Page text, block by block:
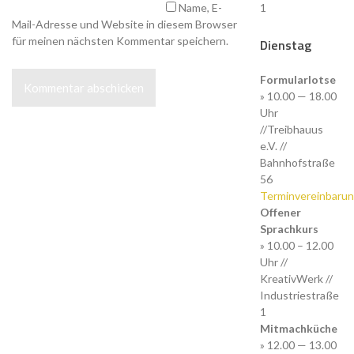
Name, E-
Mail-Adresse und Website in diesem Browser
für meinen nächsten Kommentar speichern.
1
Dienstag
Formularlotse
» 10.00 — 18.00
Uhr
//Treibhauus
e.V. //
Bahnhofstraße
56
Offener
Sprachkurs
» 10.00 – 12.00
Uhr //
KreativWerk //
Industriestraße
1
Mitmachküche
» 12.00 — 13.00